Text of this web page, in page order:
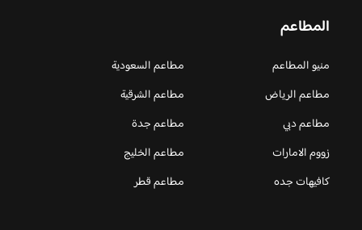
المطاعم
منيو المطاعم
مطاعم السعودية
مطاعم الرياض
مطاعم الشرقية
مطاعم دبي
مطاعم جدة
زووم الامارات
مطاعم الخليج
كافيهات جده
مطاعم قطر